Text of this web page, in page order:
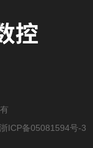
浙ICP备05081594号-3